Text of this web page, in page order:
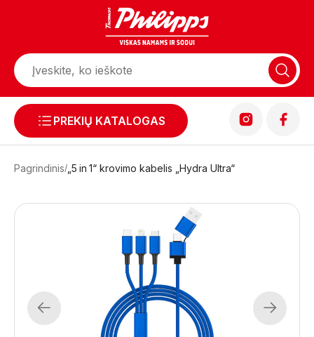
PREKIŲ KATALOGAS
Pagrindinis „5 in 1“ krovimo kabelis „Hydra Ultra“
Previous Next